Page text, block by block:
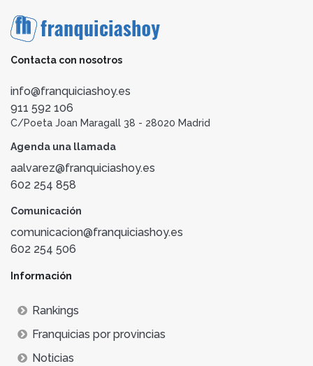
Contacta con nosotros
info@franquiciashoy.es
911 592 106
C/Poeta Joan Maragall 38 - 28020 Madrid
Agenda una llamada
aalvarez@franquiciashoy.es
602 254 858
Comunicación
comunicacion@franquiciashoy.es
602 254 506
Información
Rankings
Franquicias por provincias
Noticias